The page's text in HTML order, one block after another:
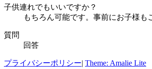
子供連れでもいいですか？
もちろん可能です。事前にお子様も
質問
回答
プライバシーポリシー| Theme: Amalie Lite